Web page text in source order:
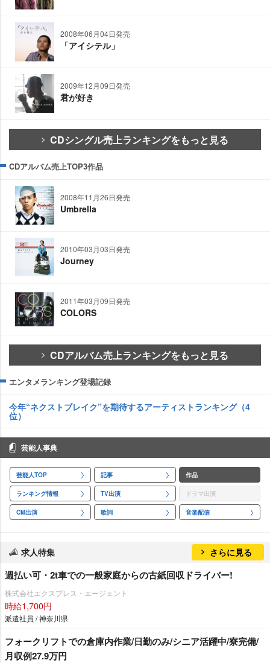
2008年06月04日発売
「アイシテル」
2009年12月09日発売
君が好き
CDシングル売上ランキングをもっと見る
CDアルバム売上TOP3作品
2008年11月26日発売
Umbrella
2010年03月03日発売
Journey
2011年03月09日発売
COLORS
CDアルバム売上ランキングをもっと見る
エンタメランキング登場記録
今年“ネクストブレイク”を期待するアーティストランキング（4
位）
芸能人事典
芸能人TOP 記事 作品
ランキング情報 TV出演 ドラマ出演
CM出演 歌詞 音楽配信
求人特集 さらに見る
週払い可・2t車での一般家庭からの古紙回収ドライバー!
株式会社エクスプレス・エージェント
時給1,700円
派遣社員 / 神奈川県
フォークリフトでの倉庫内作業/日勤のみ/シニア活躍中/寮完備/
月収例27.9万円